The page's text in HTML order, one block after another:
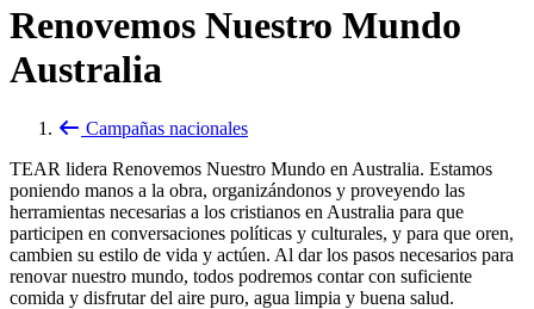
Renovemos Nuestro Mundo
Australia
Campañas nacionales
TEAR lidera Renovemos Nuestro Mundo en Australia. Estamos
poniendo manos a la obra, organizándonos y proveyendo las
herramientas necesarias a los cristianos en Australia para que
participen en conversaciones políticas y culturales, y para que oren,
cambien su estilo de vida y actúen. Al dar los pasos necesarios para
renovar nuestro mundo, todos podremos contar con suficiente
comida y disfrutar del aire puro, agua limpia y buena salud.